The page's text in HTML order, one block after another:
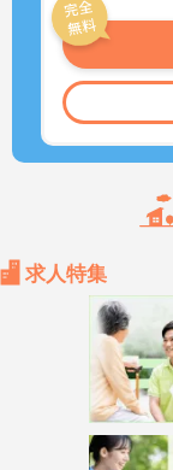
求人特集